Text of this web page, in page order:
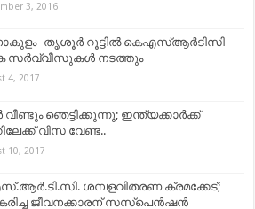
3, 2016
തൃശൂര്‍ റൂട്ടില്‍ കെഎസ്ആര്‍ടിസി
സര്‍വ്വീസുകള്‍ നടത്തും
4, 2017
ഞെട്ടിക്കുന്നു; ഇന്ത്യക്കാര്‍ക്ക്
വിസ വേണ്ട..
10, 2017
ശമ്പളവിതരണ ക്രമക്കേട്;
ജീവനക്കാരന് സസ്‌പെന്‍ഷന്‍